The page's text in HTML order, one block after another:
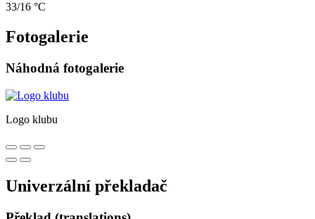
33/16 °C
Fotogalerie
Náhodná fotogalerie
Logo klubu
Univerzální překladač